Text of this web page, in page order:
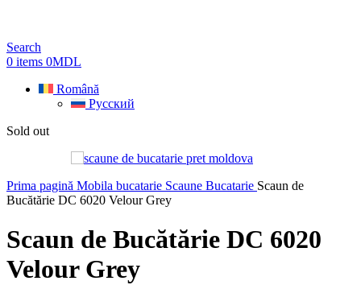
Search
0 items 0MDL
Română
Русский
Sold out
Prima pagină Mobila bucatarie Scaune Bucatarie Scaun de
Bucătărie DC 6020 Velour Grey
Scaun de Bucătărie DC 6020
Velour Grey